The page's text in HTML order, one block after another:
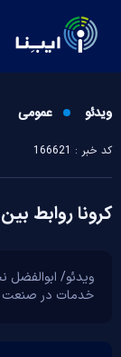
ویدئو عمومی
کد خبر : 166621
کرونا روابط
ویدئو/ ابوالفضل
خدمات در صنعت